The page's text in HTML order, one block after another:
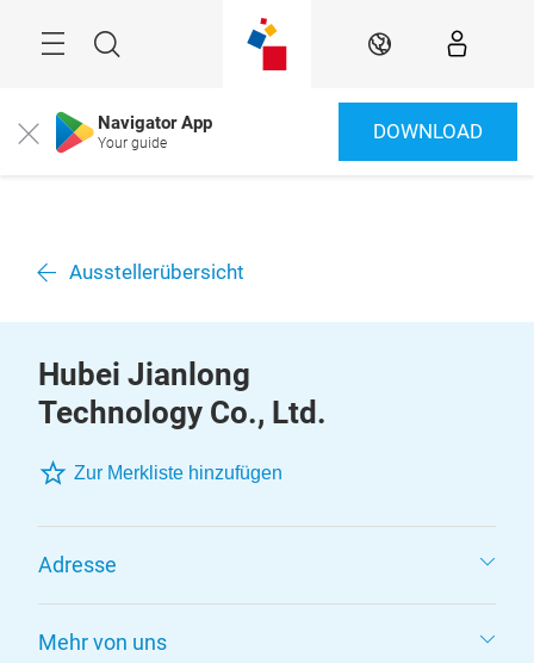
Suche DE
Close Navigator App
Your guide DOWNLOAD
Ausstellerübersicht
Hubei Jianlong
Technology Co., Ltd.
Zur Merkliste hinzufügen
Adresse
Mehr von uns